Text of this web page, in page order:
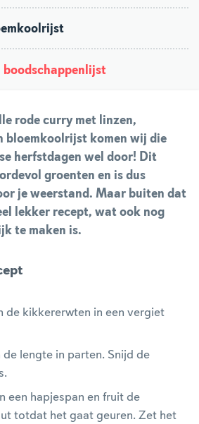
boodschappenlijst
rode curry met linzen,
bloemkoolrijst komen wij die
herfstdagen wel door! Dit
groenten en is dus
je weerstand. Maar buiten dat
lekker recept, wat ook nog
te maken is.
de kikkererwten in een vergiet
lengte in parten. Snijd de
een hapjespan en fruit de
totdat het gaat geuren. Zet het